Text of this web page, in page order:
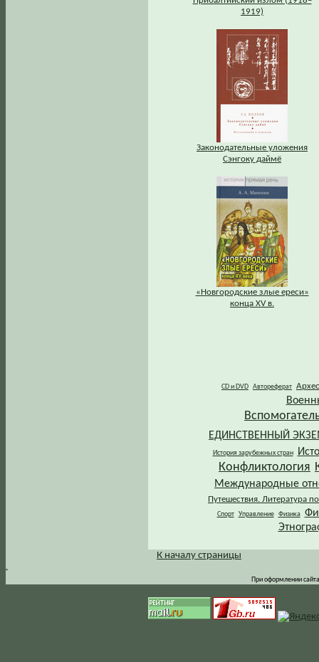
1919)
Законодательные уложения
Сэнгоку даймё
«Новгородские злые ереси»
конца XV в.
CD и DVD Автореферат
ЕДИНСТВЕННЫЙ
История зарубежных стран
Конфликтология
Международные
Путешествия. Литература
Спорт Управление Физика
.
К началу страницы
При оформлении